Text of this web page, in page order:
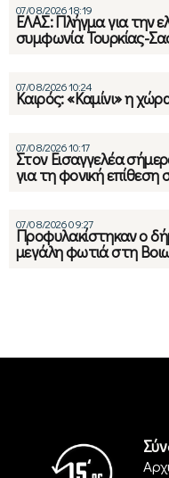
07/08/2026 18:19
ΕΛΑΣ: Πλήγμα για την
συμφωνία Τουρκίας-
07/08/2026 10:24
Καιρός: «Καμίνι» η
07/08/2026 10:17
Στον Εισαγγελέα
για τη φονική επίθεση
07/08/2026 09:27
Προφυλακίστηκαν ο
μεγάλη φωτιά στη